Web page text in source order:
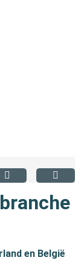
en België